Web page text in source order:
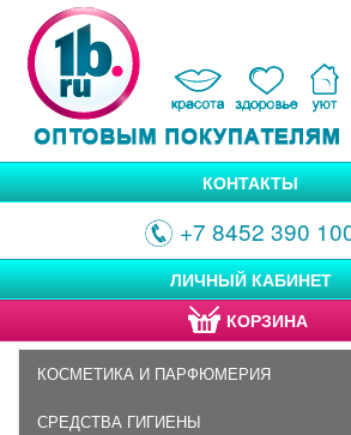
КОНТАКТЫ
+7 8452 390
ЛИЧНЫЙ КАБИНЕТ
КОРЗИНА
КОСМЕТИКА И ПАРФЮМЕРИЯ
СРЕДСТВА ГИГИЕНЫ